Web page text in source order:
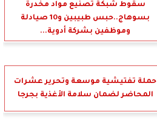
سقوط شبكة تصنيع مواد مخدرة
بسوهاج..حبس طبيبين و10 صيادلة
وموظفين بشركة أدوية...
حملة تفتيشية موسعة وتحرير عشرات
المحاضر لضمان سلامة الأغذية بجرجا